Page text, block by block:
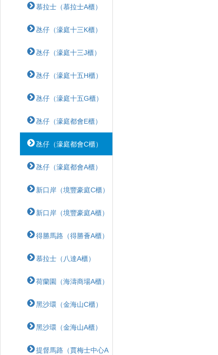
慕拉士（慕拉士A櫃）
氹仔（濠庭十三K櫃）
氹仔（濠庭十三J櫃）
氹仔（濠庭十五H櫃）
氹仔（濠庭十五G櫃）
氹仔（濠庭都會E櫃）
氹仔（濠庭都會C櫃）
氹仔（濠庭都會A櫃）
新口岸（境豐豪庭C櫃）
新口岸（境豐豪庭A櫃）
得勝馬路（得勝薈A櫃）
慕拉士（八達A櫃）
荷蘭園（海濤商場A櫃）
黑沙環（金海山C櫃）
黑沙環（金海山A櫃）
提督馬路（賈梅士中心A